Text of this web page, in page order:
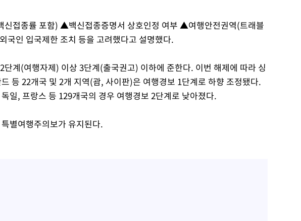
접종률 포함) ▲백신접종증명서 상호인정 여부 ▲여행안전권역(트래블
국인 입국제한 조치 등을 고려했다고 설명했다.
계(여행자제) 이상 3단계(출국권고) 이하에 준한다. 이번 해제에 따라 싱
등 22개국 및 2개 지역(괌, 사이판)은 여행경보 1단계로 하향 조정됐다.
일, 프랑스 등 129개국의 경우 여행경보 2단계로 낮아졌다.
별여행주의보가 유지된다.